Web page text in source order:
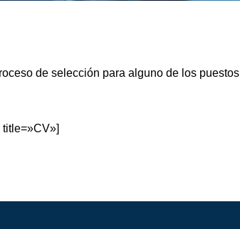
de selección para alguno de los
title=»CV»]